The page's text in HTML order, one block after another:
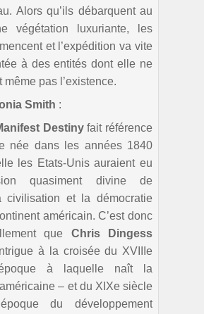
Alors qu’ils débarquent au
végétation luxuriante, les
et l’expédition va vite
à des entités dont elle ne
pas l’existence.
Smith :
Destinyfait référence
née dans les années 1840
les Etats-Unis auraient eu
quasiment divine de
civilisation et la démocratie
américain. C’est donc
que Chris Dingess
à la croisée du XVIIIe
à laquelle naît la
– et du XIXe siècle
du développement